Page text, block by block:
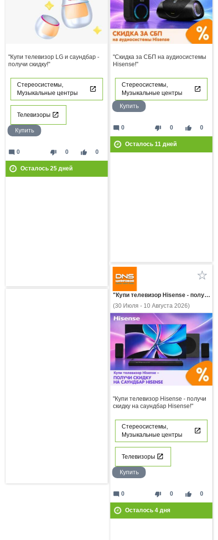
"Купи телевизор LG и саундбар -
получи скидку!"
Стереосистемы,
Музыкальные центры
Телевизоры
Купить
thumb_down 0 thumb_up 0
mode_comment 0
Осталось 25дней
"Скидка за СБП на аудиосистемы
Hisense!"
Стереосистемы,
Музыкальные центры
Купить
thumb_down 0 thumb_up 0
mode_comment 0
Осталось 11дней
"Купи телевизор Hisense - получи скидку на саундбар Hisense!"
(30 Июля - 10 Августа 2026)
"Купи телевизор Hisense - получи
скидку на саундбар Hisense!"
Стереосистемы,
Музыкальные центры
Телевизоры
Купить
thumb_down 0 thumb_up 0
mode_comment 0
Осталось 4дня